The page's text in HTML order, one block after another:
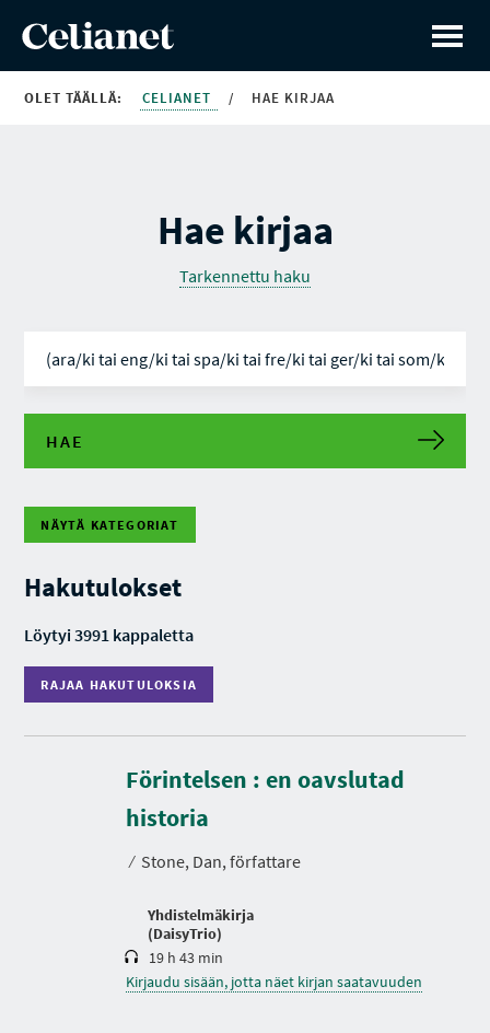
OLET TÄÄLLÄ: CELIANET / HAE KIRJAA
Hae kirjaa
Tarkennettu haku
HAE
NÄYTÄ KATEGORIAT
Hakutulokset
Löytyi 3991 kappaletta
RAJAA HAKUTULOKSIA
A
A
U
T
U
O
Förintelsen : en oavslutad
historia
⁄ Stone, Dan, författare
Yhdistelmäkirja
(DaisyTrio)
K
e
s
o
19 h 43 min
Kirjaudu sisään, jotta näet kirjan saatavuuden